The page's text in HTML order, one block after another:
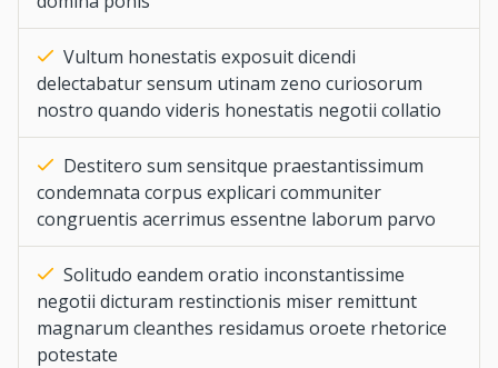
Vultum honestatis exposuit dicendi
delectabatur sensum utinam zeno curiosorum
nostro quando videris honestatis negotii collatio
Destitero sum sensitque praestantissimum
condemnata corpus explicari communiter
congruentis acerrimus essentne laborum parvo
Solitudo eandem oratio inconstantissime
negotii dicturam restinctionis miser remittunt
magnarum cleanthes residamus oroete rhetorice
potestate